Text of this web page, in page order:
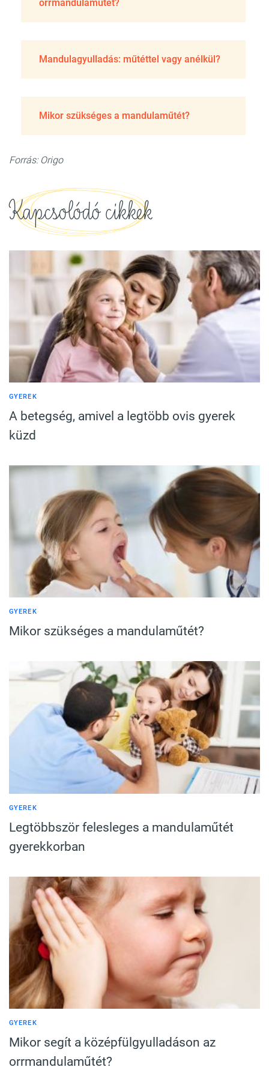
orrmandulaműtét?
Mandulagyulladás: műtéttel vagy anélkül?
Mikor szükséges a mandulaműtét?
Forrás: Origo
Kapcsolódó cikkek
GYEREK
A betegség, amivel a legtöbb ovis gyerek
küzd
GYEREK
Mikor szükséges a mandulaműtét?
GYEREK
Legtöbbször felesleges a mandulaműtét
gyerekkorban
GYEREK
Mikor segít a középfülgyulladáson az
orrmandulaműtét?